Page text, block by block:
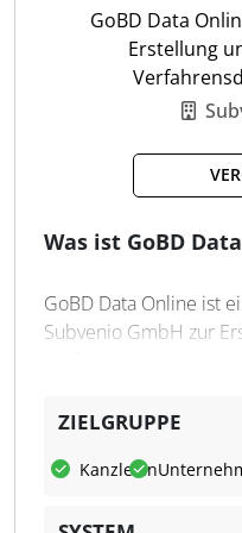
Belegablage
Listen zentral
Ersetzendes
GoBD Data
Erstellung
Was ist GoBD
GoBD Data Online ist
Subvenio GmbH zur
angeboten wird. Dazu
ZIELGRUPPE
Kanzleien